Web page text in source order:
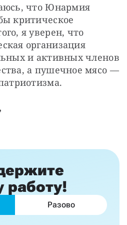
что Юнармия
критическое
я уверен, что
организация
и активных членов
а пушечное мясо —
работу!
Разово